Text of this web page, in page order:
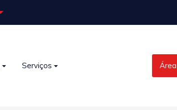
Serviços